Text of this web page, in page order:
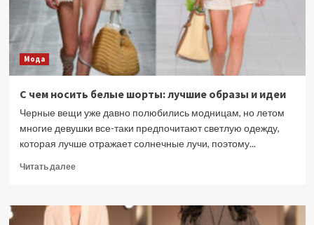
помощью
одежды
Мода
С чем носить белые шорты: лучшие образы и идеи
Черные вещи уже давно полюбились модницам, но летом
многие девушки все-таки предпочитают светлую одежду,
которая лучше отражает солнечные лучи, поэтому...
Читать далееПрочитать
С
чем